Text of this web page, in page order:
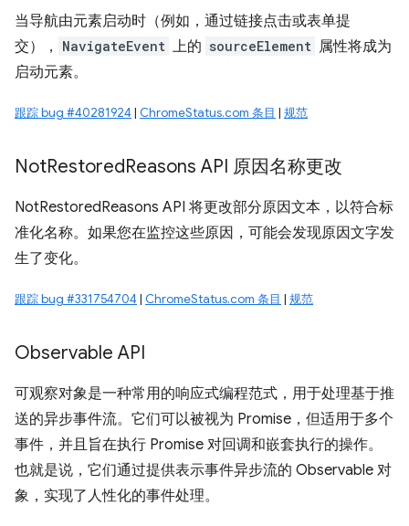
当导航由元素启动时（例如，通过链接点击或表单提
交），
NavigateEvent 上的 sourceElement 属性将成为
启动元素。
跟踪 bug #40281924 | ChromeStatus.com 条目 | 规范
NotRestoredReasons API 原因名称更改
NotRestoredReasons API 将更改部分原因文本，以符合标
准化名称。如果您在监控这些原因，可能会发现原因文字发
生了变化。
跟踪 bug #331754704 | ChromeStatus.com 条目 | 规范
Observable API
可观察对象是一种常用的响应式编程范式，用于处理基于推
送的异步事件流。它们可以被视为 Promise，但适用于多个
事件，并且旨在执行 Promise 对回调和嵌套执行的操作。
也就是说，它们通过提供表示事件异步流的 Observable 对
象，实现了人性化的事件处理。